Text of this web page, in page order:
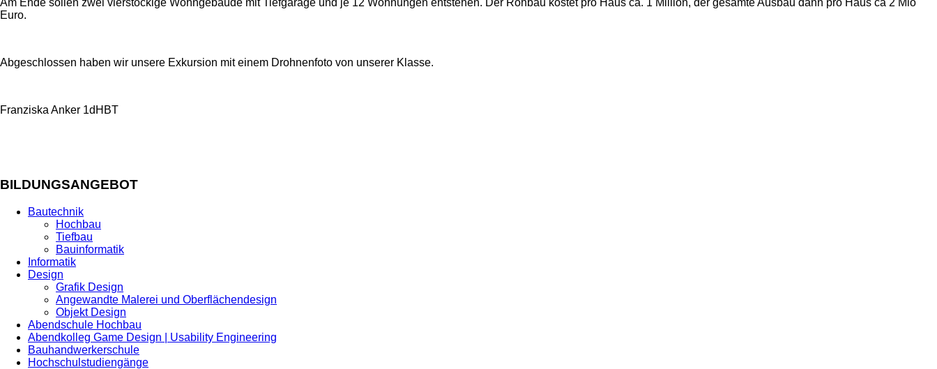
Am Ende sollen zwei vierstöckige Wohngebäude mit Tiefgarage und je 12 Wohnungen entstehen. Der Rohbau kostet pro Haus ca. 1 Million, der gesamte Ausbau dann pro Haus ca 2 Mio
Euro.
Abgeschlossen haben wir unsere Exkursion mit einem Drohnenfoto von unserer Klasse.
Franziska Anker 1dHBT
BILDUNGSANGEBOT
Bautechnik
Hochbau
Tiefbau
Bauinformatik
Informatik
Design
Grafik Design
Angewandte Malerei und Oberflächendesign
Objekt Design
Abendschule Hochbau
Abendkolleg Game Design | Usability Engineering
Bauhandwerkerschule
Hochschulstudiengänge